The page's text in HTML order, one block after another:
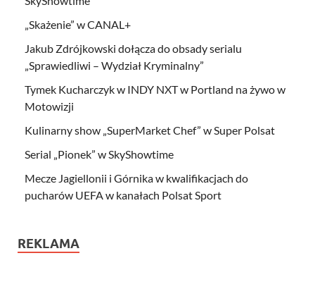
„Skażenie” w CANAL+
Jakub Zdrójkowski dołącza do obsady serialu
„Sprawiedliwi – Wydział Kryminalny”
Tymek Kucharczyk w INDY NXT w Portland na żywo w
Motowizji
Kulinarny show „SuperMarket Chef” w Super Polsat
Serial „Pionek” w SkyShowtime
Mecze Jagiellonii i Górnika w kwalifikacjach do
pucharów UEFA w kanałach Polsat Sport
REKLAMA